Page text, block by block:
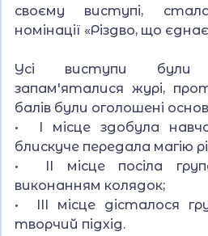
своєму виступі,
номінації «Різдво, що
Усі виступи були
запам'яталися журі,
балів були оголошені
• І місце здобула
блискуче передала магію
• ІІ місце посіла
виконанням колядок;
• ІІІ місце дісталося
творчий підхід.